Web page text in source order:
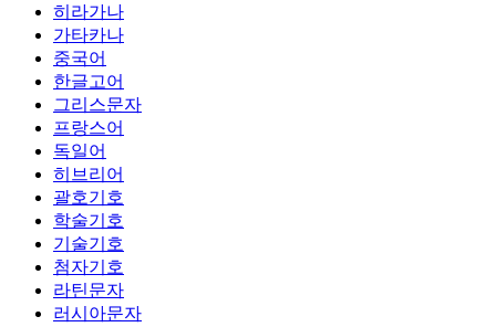
히라가나
가타카나
중국어
한글고어
그리스문자
프랑스어
독일어
히브리어
괄호기호
학술기호
기술기호
첨자기호
라틴문자
러시아문자